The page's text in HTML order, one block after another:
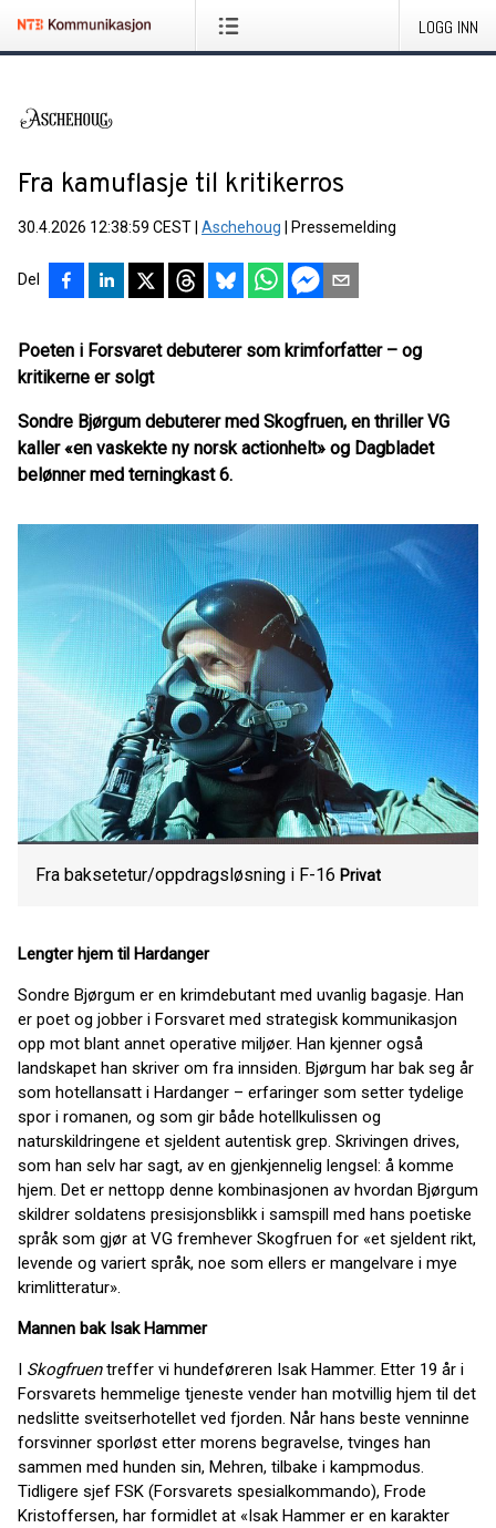
LOGG INN
Fra kamuflasje til kritikerros
30.4.2026 12:38:59 CEST Aschehoug Pressemelding
Del
Poeten i Forsvaret debuterer som krimforfatter – og
kritikerne er solgt
Sondre Bjørgum debuterer med Skogfruen, en thriller VG
kaller «en vaskekte ny norsk actionhelt» og Dagbladet
belønner med terningkast 6.
Fra baksetetur/oppdragsløsning i F-16 Privat
Lengter hjem til Hardanger
Sondre Bjørgum er en krimdebutant med uvanlig bagasje. Han
er poet og jobber i Forsvaret med strategisk kommunikasjon
opp mot blant annet operative miljøer. Han kjenner også
landskapet han skriver om fra innsiden. Bjørgum har bak seg år
som hotellansatt i Hardanger – erfaringer som setter tydelige
spor i romanen, og som gir både hotellkulissen og
naturskildringene et sjeldent autentisk grep. Skrivingen drives,
som han selv har sagt, av en gjenkjennelig lengsel: å komme
hjem. Det er nettopp denne kombinasjonen av hvordan Bjørgum
skildrer soldatens presisjonsblikk i samspill med hans poetiske
språk som gjør at VG fremhever Skogfruen for «et sjeldent rikt,
levende og variert språk, noe som ellers er mangelvare i mye
krimlitteratur».
Mannen bak Isak Hammer
I Skogfruentreffer vi hundeføreren Isak Hammer. Etter 19 år i
Forsvarets hemmelige tjeneste vender han motvillig hjem til det
nedslitte sveitserhotellet ved fjorden. Når hans beste venninne
forsvinner sporløst etter morens begravelse, tvinges han
sammen med hunden sin, Mehren, tilbake i kampmodus.
Tidligere sjef FSK (Forsvarets spesialkommando), Frode
Kristoffersen, har formidlet at «Isak Hammer er en karakter